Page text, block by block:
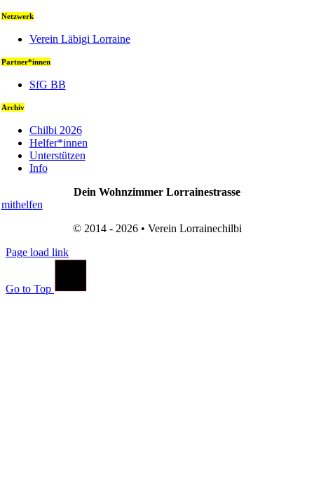
Netzwerk
Verein Läbigi Lorraine
Partner*innen
SfG BB
Archiv
Chilbi 2026
Helfer*innen
Unterstützen
Info
Dein Wohnzimmer Lorrainestrasse
mithelfen
© 2014 - 2026 • Verein Lorrainechilbi
Page load link
Go to Top